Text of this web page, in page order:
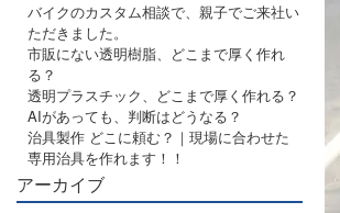
バイクのカスタム相談で、親子でご来社い
ただきました。
市販にない透明樹脂、どこまで厚く作れ
る？
透明プラスチック、どこまで厚く作れる？
AIがあっても、判断はどうなる？
治具製作 どこに頼む？｜現場に合わせた
専用治具を作れます！！
アーカイブ